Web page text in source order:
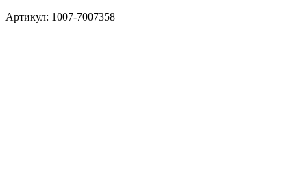
Артикул: 1007-7007358